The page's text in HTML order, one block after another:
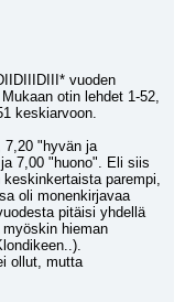
vuoden
otin lehdet 1-52,
keskiarvoon.
7,20 "hyvän ja
7,00 "huono". Eli siis
parempi,
oli monenkirjavaa
pitäisi yhdellä
hieman
ollut, mutta